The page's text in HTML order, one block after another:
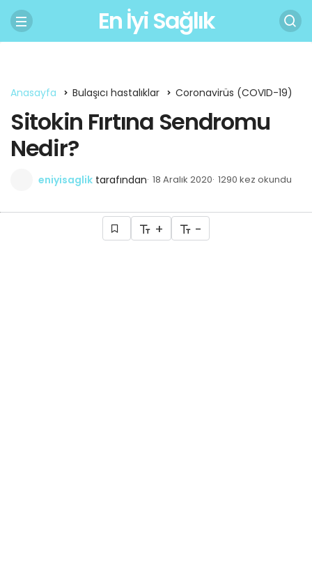
En İyi Sağlık
Anasayfa Bulaşıcı hastalıklar Coronavirüs (COVID-19)
Sitokin Fırtına Sendromu
Nedir?
eniyisaglik tarafından 18 Aralık 2020 1290 kez okundu
+ -